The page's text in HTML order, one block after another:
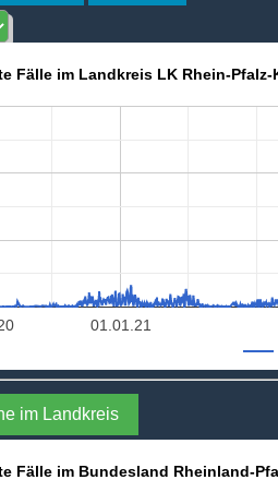
Fälle im Landkreis LK Rhein-
01.01.21
im Landkreis
Fälle im Bundesland Rheinland-